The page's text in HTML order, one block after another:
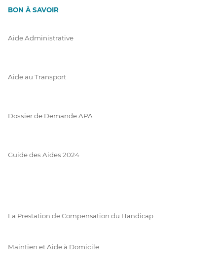
BON À SAVOIR
Aide Administrative
Aide au Transport
Dossier de Demande APA
Guide des Aides 2024
La Prestation de Compensation du Handicap
Maintien et Aide à Domicile